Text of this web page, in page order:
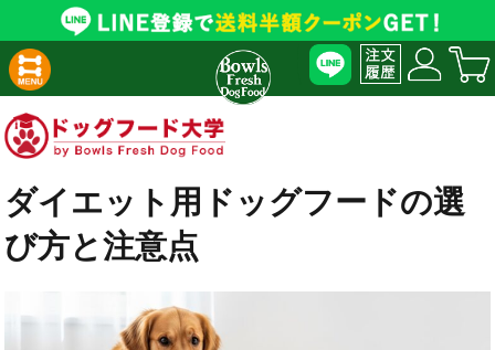
ダイエット用ドッグフードの選
び方と注意点